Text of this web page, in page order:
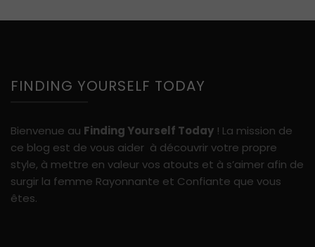
FINDING YOURSELF TODAY
Bienvenue au Finding Yourself Today ! La mission de
ce blog est de vous aider à découvrir votre propre
style, à mettre en valeur vos atouts et à s’aimer afin de
surgir la femme Rayonnante et Confiante que vous
êtes.